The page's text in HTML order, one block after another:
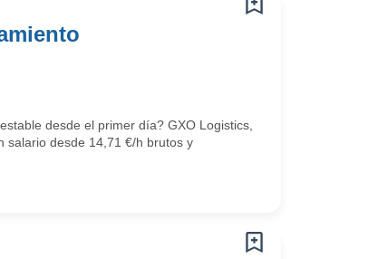
desde el primer día? GXO Logistics,
salario desde 14,71 €/h brutos y